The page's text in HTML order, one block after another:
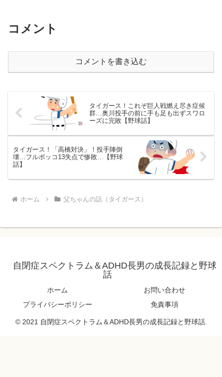
コメント
コメントを書き込む
タイガース！これぞ巨人戦燃え尽き症候
群…奥川投手の前に手も足も出ずスワロ
ーズに完敗【野球話】
タイガース！「高橋対決」！投手陣倒
壊…フルボッコ13失点で惨敗…【野球
話】
ホーム 父ちゃんの話（タイガース）
自閉症スペクトラム＆ADHD長男の成長記録と野球
話
ホーム
お問い合わせ
プライバシーポリシー
免責事項
© 2021 自閉症スペクトラム＆ADHD長男の成長記録と野球話.